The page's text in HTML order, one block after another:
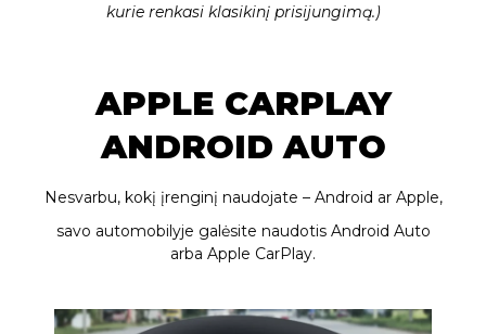
kurie renkasi klasikinį prisijungimą.)
APPLE CARPLAY
ANDROID AUTO
Nesvarbu, kokį įrenginį naudojate – Android ar Apple,
savo automobilyje galėsite naudotis Android Auto
arba Apple CarPlay.